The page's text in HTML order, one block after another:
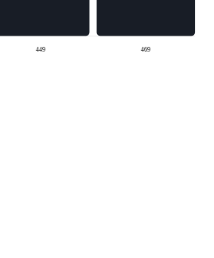
449 469